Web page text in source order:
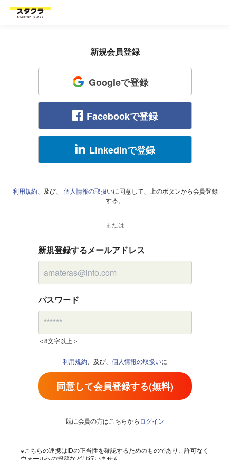
新規会員登録
Googleで登録
Facebookで登録
Linkedinで登録
利用規約、及び、 個人情報の取扱いに同意して、上のボタンから会員登録
する。
または
新規登録するメールアドレス
パスワード
＜8文字以上＞
利用規約 、及び、 個人情報の取扱いに
同意して会員登録する(無料)
既に会員の方はこちらから ログイン
※こちらの連携はIDの正当性を確認するためのものであり、許可なく
ウォールへの投稿などは行いません。